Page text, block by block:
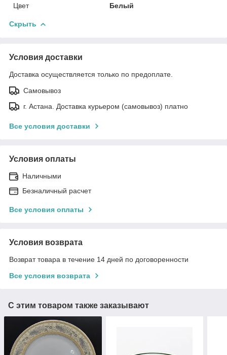
Цвет
Белый
Скрыть
Условия доставки
Доставка осуществляется только по предоплате.
Самовывоз
г. Астана. Доставка курьером (самовывоз) платно
Все условия доставки
Условия оплаты
Наличными
Безналичный расчет
Все условия оплаты
Условия возврата
Возврат товара в течение 14 дней по договоренности
Все условия возврата
С этим товаром также заказывают